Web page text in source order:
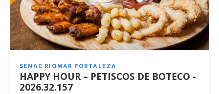
SENAC RIOMAR FORTALEZA
HAPPY HOUR – PETISCOS DE BOTECO -
2026.32.157